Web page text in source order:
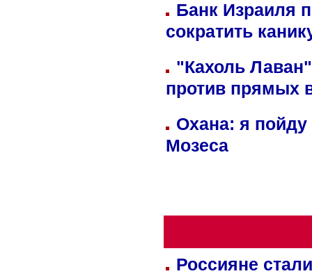
Банк Израиля
сократить
"Кахоль
против прямых
Охана: я пойду
Мозеса
Россияне